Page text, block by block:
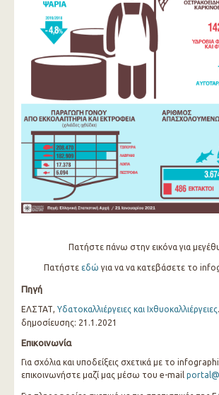
Πατήστε πάνω στην εικόνα για
Πατήστε εδώ για να να κατεβάσετε το
Πηγή
ΕΛΣΤΑΤ, Υδατοκαλλιέργειες και Ιχθυοκαλλιέργειες
δημοσίευσης: 21.1.2021
Επικοινωνία
Για σχόλια και υποδείξεις σχετικά με το
επικοινωνήστε μαζί μας μέσω του e-mail